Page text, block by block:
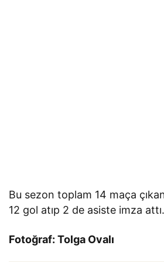
Bu sezon toplam 14 maça
12 gol atıp 2 de asiste imza attı.
Fotoğraf: Tolga Ovalı